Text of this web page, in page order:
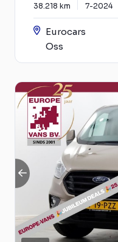
38.218 km 7-2024
Eurocars
Oss